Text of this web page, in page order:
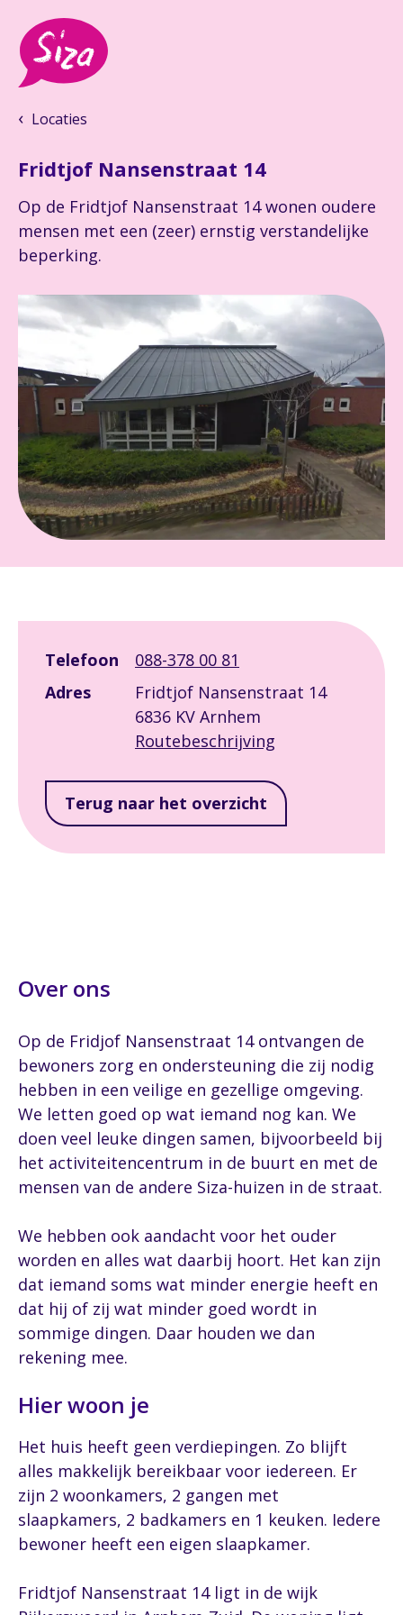
Locaties
Fridtjof Nansenstraat 14
Op de Fridtjof Nansenstraat 14 wonen oudere
mensen met een (zeer) ernstig verstandelijke
beperking.
Telefoon
088-378 00 81
Adres
Fridtjof Nansenstraat 14
6836 KV Arnhem
Routebeschrijving
Terug naar het overzicht
Over ons
Op de Fridjof Nansenstraat 14 ontvangen de
bewoners zorg en ondersteuning die zij nodig
hebben in een veilige en gezellige omgeving.
We letten goed op wat iemand nog kan. We
doen veel leuke dingen samen, bijvoorbeeld bij
het activiteitencentrum in de buurt en met de
mensen van de andere Siza-huizen in de straat.
We hebben ook aandacht voor het ouder
worden en alles wat daarbij hoort. Het kan zijn
dat iemand soms wat minder energie heeft en
dat hij of zij wat minder goed wordt in
sommige dingen. Daar houden we dan
rekening mee.
Hier woon je
Het huis heeft geen verdiepingen. Zo blijft
alles makkelijk bereikbaar voor iedereen. Er
zijn 2 woonkamers, 2 gangen met
slaapkamers, 2 badkamers en 1 keuken. Iedere
bewoner heeft een eigen slaapkamer.
Fridtjof Nansenstraat 14 ligt in de wijk